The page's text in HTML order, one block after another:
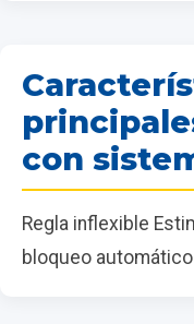
con
Regla inflexible
bloqueo automático